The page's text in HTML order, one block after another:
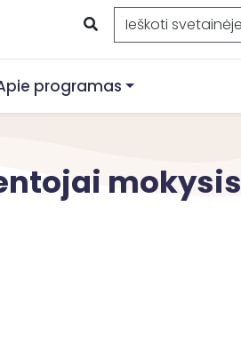
programas
mokysis